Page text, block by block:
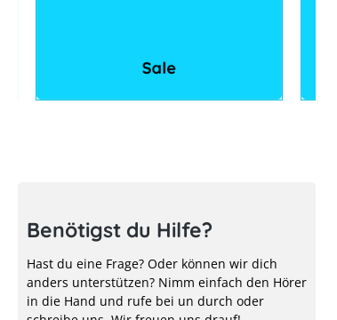
Sale
Benötigst du Hilfe?
Hast du eine Frage? Oder können wir dich
anders unterstützen? Nimm einfach den Hörer
in die Hand und rufe bei un durch oder